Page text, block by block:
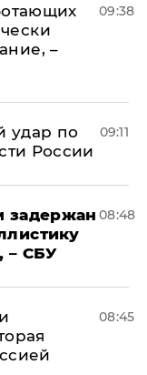
–
09:38
удар по
России
09:11
задержан
– СБУ
08:48
08:45